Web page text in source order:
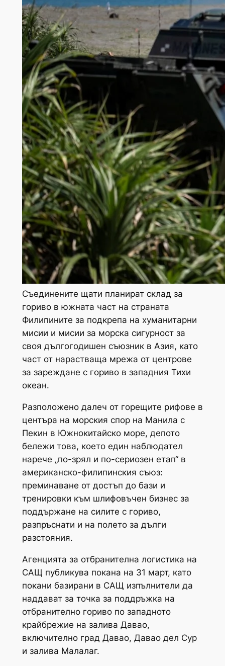
Съединените щати планират склад за
гориво в южната част на страната
Филипините за подкрепа на хуманитарни
мисии и мисии за морска сигурност за
своя дългогодишен съюзник в Азия, като
част от нарастваща мрежа от центрове
за зареждане с гориво в западния Тихи
океан.
Разположено далеч от горещите рифове в
центъра на морския спор на Манила с
Пекин в Южнокитайско море, депото
бележи това, което един наблюдател
нарече „по-зрял и по-сериозен етап“ в
американско-филипинския съюз:
преминаване от достъп до бази и
тренировки към шлифовъчен бизнес за
поддържане на силите с гориво,
разпръснати и на полето за дълги
разстояния.
Агенцията за отбранителна логистика на
САЩ публикува покана на 31 март, като
покани базирани в САЩ изпълнители да
наддават за точка за поддръжка на
отбранително гориво по западното
крайбрежие на залива Давао,
включително град Давао, Давао дел Сур
и залива Малалаг.